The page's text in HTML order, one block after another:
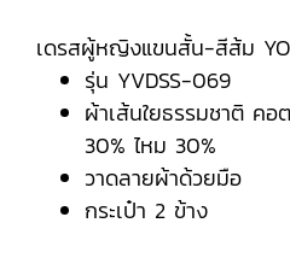
เดรสผู้หญิงแขนสั้น-สีส้ม
รุ่น YVDSS-069
ผ้าเส้นใยธรรมชาติ ค
30% ไหม 30%
วาดลายผ้าด้วยมือ
กระเป๋า 2 ข้าง